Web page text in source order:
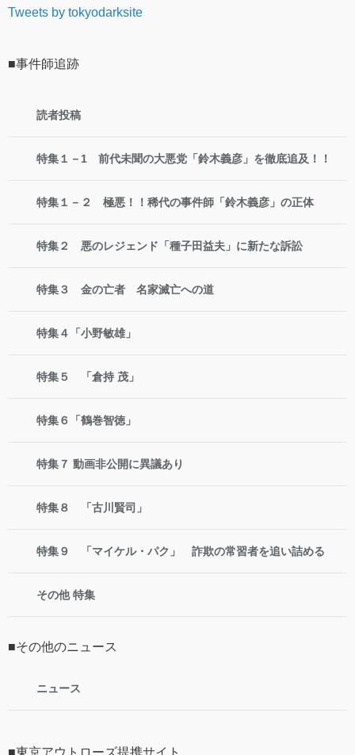
Tweets by tokyodarksite
■事件師追跡
読者投稿
特集１－1 前代未聞の大悪党「鈴木義彦」を徹底追及！！
特集１－２ 極悪！！稀代の事件師「鈴木義彦」の正体
特集２ 悪のレジェンド「種子田益夫」に新たな訴訟
特集３ 金の亡者 名家滅亡への道
特集４「小野敏雄」
特集５ 「倉持 茂」
特集６「鶴巻智徳」
特集７ 動画非公開に異議あり
特集８ 「古川賢司」
特集９ 「マイケル・パク」 詐欺の常習者を追い詰める
その他 特集
■その他のニュース
ニュース
■東京アウトローズ提携サイト